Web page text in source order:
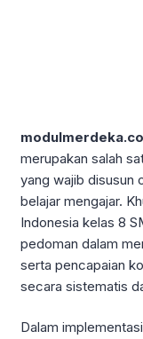
merupakan salah
yang wajib disusun
belajar mengajar.
Indonesia kelas 8
pedoman dalam
serta pencapaian
secara sistematis
Dalam